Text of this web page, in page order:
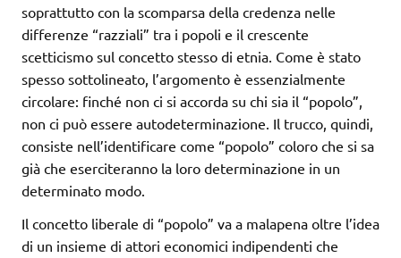
soprattutto con la scomparsa della credenza nelle
differenze “razziali” tra i popoli e il crescente
scetticismo sul concetto stesso di etnia. Come è stato
spesso sottolineato, l’argomento è essenzialmente
circolare: finché non ci si accorda su chi sia il “popolo”,
non ci può essere autodeterminazione. Il trucco, quindi,
consiste nell’identificare come “popolo” coloro che si sa
già che eserciteranno la loro determinazione in un
determinato modo.
Il concetto liberale di “popolo” va a malapena oltre l’idea
di un insieme di attori economici indipendenti che